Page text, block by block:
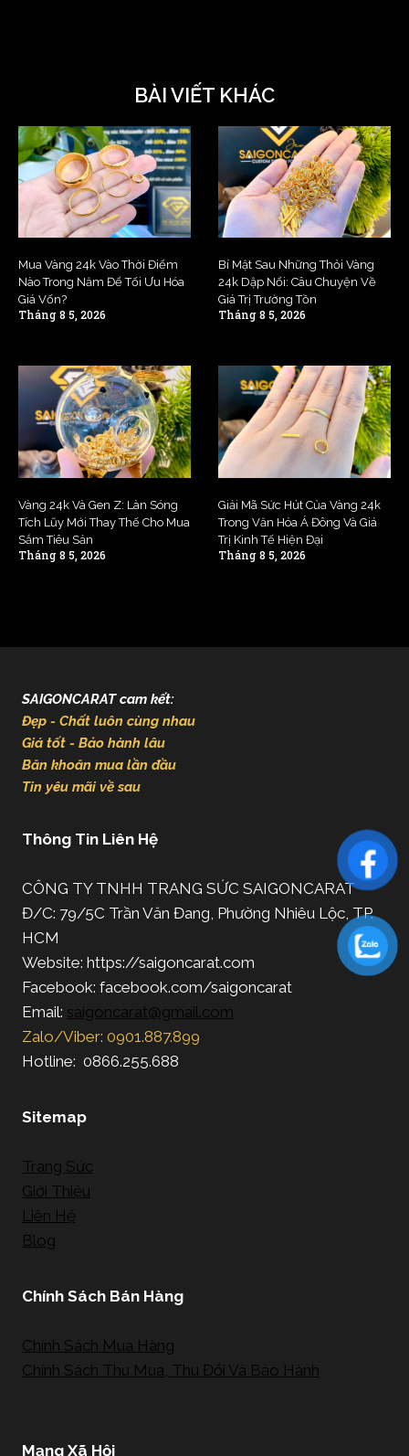
BÀI VIẾT KHÁC
Mua Vàng 24k Vào Thời Điểm
Nào Trong Năm Để Tối Ưu Hóa
Giá Vốn?
Tháng 8 5, 2026
Bí Mật Sau Những Thỏi Vàng
24k Dập Nổi: Câu Chuyện Về
Giá Trị Trường Tồn
Tháng 8 5, 2026
Vàng 24k Và Gen Z: Làn Sóng
Tích Lũy Mới Thay Thế Cho Mua
Sắm Tiêu Sản
Tháng 8 5, 2026
Giải Mã Sức Hút Của Vàng 24k
Trong Văn Hóa Á Đông Và Giá
Trị Kinh Tế Hiện Đại
Tháng 8 5, 2026
SAIGONCARAT cam kết:
Đẹp - Chất luôn cùng nhau
Giá tốt - Bảo hành lâu
Băn khoăn mua lần đầu
Tin yêu mãi về sau
Thông Tin Liên Hệ
CÔNG TY TNHH TRANG SỨC SAIGONCARAT
Đ/C: 79/5C Trần Văn Đang, Phường Nhiêu Lộc, TP.
HCM
Website: https://saigoncarat.com
Facebook: facebook.com/saigoncarat
Email: saigoncarat@gmail.com
Zalo/Viber: 0901.887.899
Hotline: 0866.255.688
Sitemap
Trang Sức
Giới Thiệu
Liên Hệ
Blog
Chính Sách Bán Hàng
Chính Sách Mua Hàng
Chính Sách Thu Mua, Thu Đổi Và Bảo Hành
Mạng Xã Hội